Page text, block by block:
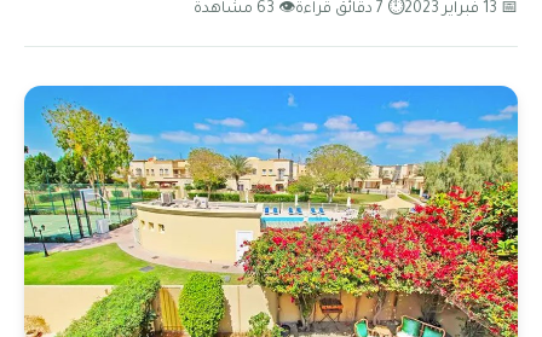
📅 13 فبراير 2023 ⏱ 7 دقائق قراءة 👁 63 مشاهدة